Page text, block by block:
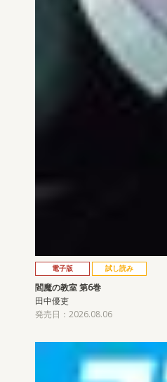
電子版 試し読み
閻魔の教室 第6巻
田中優吏
発売日：2026.08.06